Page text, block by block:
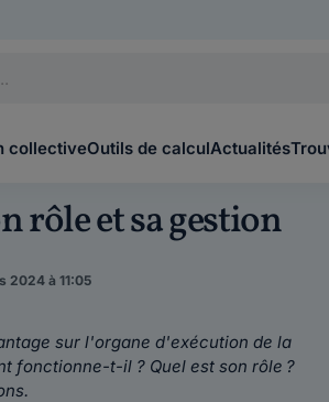
collectiveOutils de calculActualités
rôle et sa gestion
2024 à 11:05
sur l'organe d'exécution de la
fonctionne-t-il ? Quel est son rôle ?